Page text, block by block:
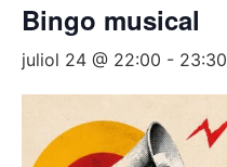
Bingo musical
juliol 24 @ 22:00 - 23:30